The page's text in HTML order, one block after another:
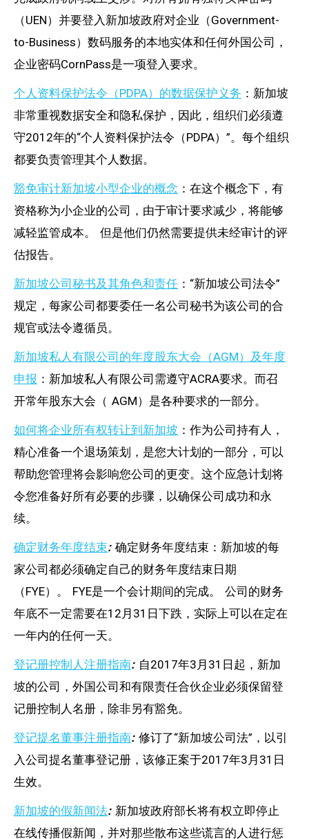
（UEN）并要登入新加坡政府对企业（Government-
to-Business）数码服务的本地实体和任何外国公司，
企业密码CornPass是一项登入要求。
个人资料保护法令（PDPA）的数据保护义务 ：新加坡
非常重视数据安全和隐私保护，因此，组织们必须遵
守2012年的“个人资料保护法令（PDPA）”。每个组织
都要负责管理其个人数据。
豁免审计新加坡小型企业的概念 ：在这个概念下，有
资格称为小企业的公司，由于审计要求减少，将能够
减轻监管成本。 但是他们仍然需要提供未经审计的评
估报告。
新加坡公司秘书及其角色和责任 ：“新加坡公司法令”
规定，每家公司都要委任一名公司秘书为该公司的合
规官或法令遵循员。
新加坡私人有限公司的年度股东大会（AGM）及年度
申报 ：新加坡私人有限公司需遵守ACRA要求。而召
开常年股东大会（ AGM）是各种要求的一部分。
如何将企业所有权转让到新加坡 ：作为公司持有人，
精心准备一个退场策划，是您大计划的一部分，可以
帮助您管理将会影响您公司的更变。这个应急计划将
令您准备好所有必要的步骤，以确保公司成功和永
续。
确定财务年度结束: 确定财务年度结束：新加坡的每
家公司都必须确定自己的财务年度结束日期
（FYE）。 FYE是一个会计期间的完成。 公司的财务
年底不一定需要在12月31日下跌，实际上可以在定在
一年内的任何一天。
登记册控制人注册指南: 自2017年3月31日起，新加
坡的公司，外国公司和有限责任合伙企业必须保留登
记册控制人名册，除非另有豁免。
登记提名董事注册指南: 修订了“新加坡公司法”，以引
入公司提名董事登记册，该修正案于2017年3月31日
生效。
新加坡的假新闻法: 新加坡政府部长将有权立即停止
在线传播假新闻，并对那些散布这些谎言的人进行惩